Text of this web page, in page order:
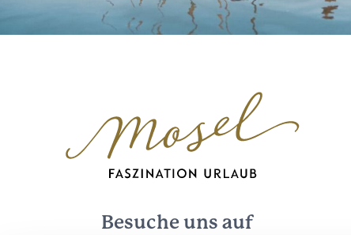
Besuche uns auf